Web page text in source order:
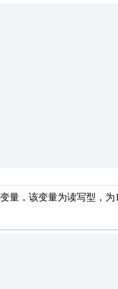
量，该变量为读写型，为